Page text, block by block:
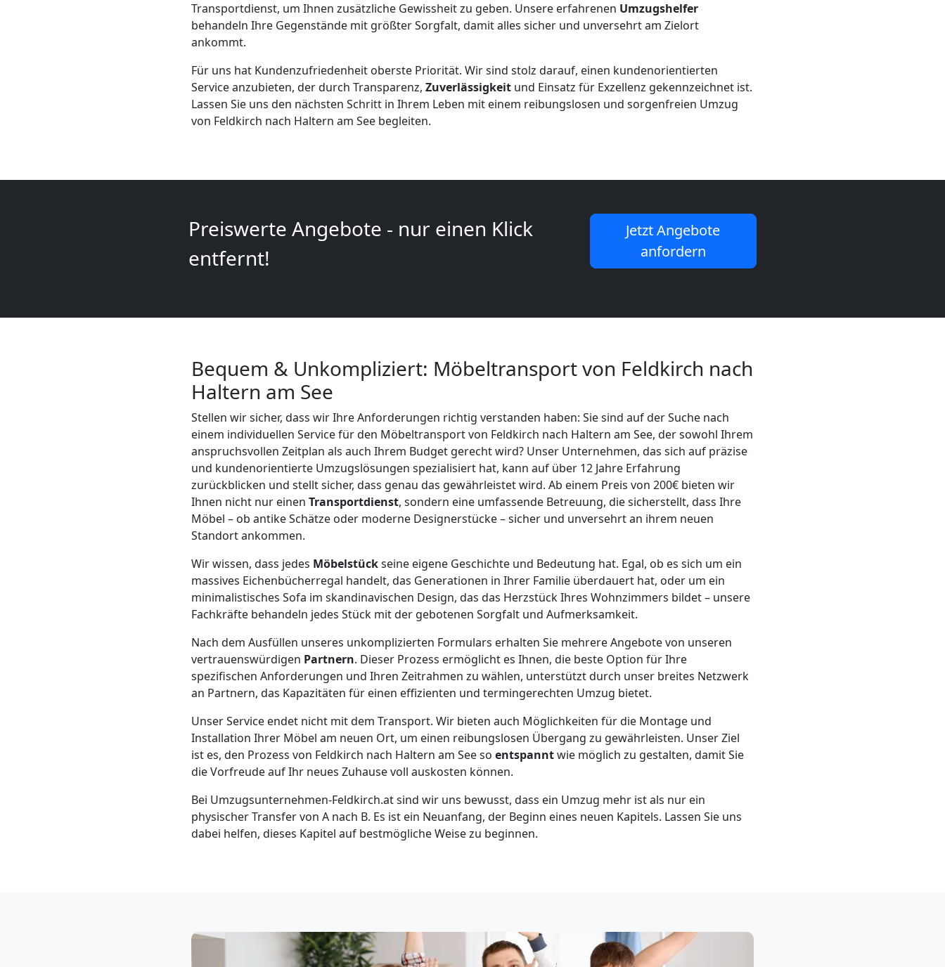
Transportdienst, um Ihnen zusätzliche Gewissheit zu geben. Unsere erfahrenen Umzugshelfer
behandeln Ihre Gegenstände mit größter Sorgfalt, damit alles sicher und unversehrt am Zielort
ankommt.
Für uns hat Kundenzufriedenheit oberste Priorität. Wir sind stolz darauf, einen kundenorientierten
Service anzubieten, der durch Transparenz, Zuverlässigkeit und Einsatz für Exzellenz gekennzeichnet ist.
Lassen Sie uns den nächsten Schritt in Ihrem Leben mit einem reibungslosen und sorgenfreien Umzug
von Feldkirch nach Haltern am See begleiten.
Preiswerte Angebote - nur einen Klick
entfernt!
Jetzt Angebote
anfordern
Bequem & Unkompliziert: Möbeltransport von Feldkirch nach
Haltern am See
Stellen wir sicher, dass wir Ihre Anforderungen richtig verstanden haben: Sie sind auf der Suche nach
einem individuellen Service für den Möbeltransport von Feldkirch nach Haltern am See, der sowohl Ihrem
anspruchsvollen Zeitplan als auch Ihrem Budget gerecht wird? Unser Unternehmen, das sich auf präzise
und kundenorientierte Umzugslösungen spezialisiert hat, kann auf über 12 Jahre Erfahrung
zurückblicken und stellt sicher, dass genau das gewährleistet wird. Ab einem Preis von 200€ bieten wir
Ihnen nicht nur einen Transportdienst, sondern eine umfassende Betreuung, die sicherstellt, dass Ihre
Möbel – ob antike Schätze oder moderne Designerstücke – sicher und unversehrt an ihrem neuen
Standort ankommen.
Wir wissen, dass jedes Möbelstückseine eigene Geschichte und Bedeutung hat. Egal, ob es sich um ein
massives Eichenbücherregal handelt, das Generationen in Ihrer Familie überdauert hat, oder um ein
minimalistisches Sofa im skandinavischen Design, das das Herzstück Ihres Wohnzimmers bildet – unsere
Fachkräfte behandeln jedes Stück mit der gebotenen Sorgfalt und Aufmerksamkeit.
Nach dem Ausfüllen unseres unkomplizierten Formulars erhalten Sie mehrere Angebote von unseren
vertrauenswürdigen Partnern. Dieser Prozess ermöglicht es Ihnen, die beste Option für Ihre
spezifischen Anforderungen und Ihren Zeitrahmen zu wählen, unterstützt durch unser breites Netzwerk
an Partnern, das Kapazitäten für einen effizienten und termingerechten Umzug bietet.
Unser Service endet nicht mit dem Transport. Wir bieten auch Möglichkeiten für die Montage und
Installation Ihrer Möbel am neuen Ort, um einen reibungslosen Übergang zu gewährleisten. Unser Ziel
ist es, den Prozess von Feldkirch nach Haltern am See so entspanntwie möglich zu gestalten, damit Sie
die Vorfreude auf Ihr neues Zuhause voll auskosten können.
Bei Umzugsunternehmen-Feldkirch.at sind wir uns bewusst, dass ein Umzug mehr ist als nur ein
physischer Transfer von A nach B. Es ist ein Neuanfang, der Beginn eines neuen Kapitels. Lassen Sie uns
dabei helfen, dieses Kapitel auf bestmögliche Weise zu beginnen.
Klaviertransport